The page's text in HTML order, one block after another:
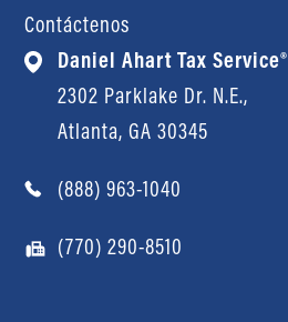
Contáctenos
Daniel Ahart Tax Service®
2302 Parklake Dr. N.E.,
Atlanta, GA 30345
(888) 963-1040
(770) 290-8510